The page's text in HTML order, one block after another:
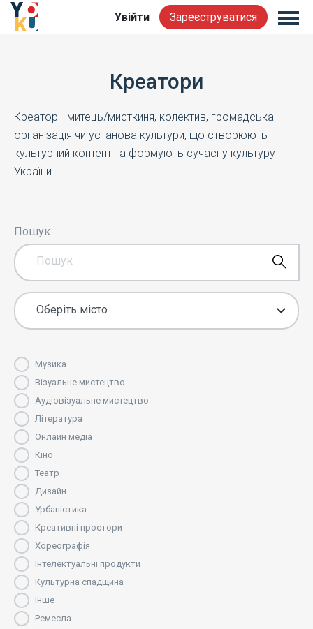
Увійти Зареєструватися
Креатори
Креатор - митець/мисткиня, колектив, громадська
організація чи установа культури, що створюють
культурний контент та формують сучасну культуру
України.
Пошук
Оберіть місто
Музика
Візуальне мистецтво
Аудіовізуальне мистецтво
Література
Онлайн медіа
Кіно
Театр
Дизайн
Урбаністика
Креативні простори
Хореографія
Інтелектуальні продукти
Культурна спадщина
Інше
Ремесла